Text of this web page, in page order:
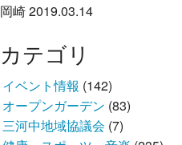
岡崎 2019.03.14
カテゴリ
イベント情報 (142)
オープンガーデン (83)
三河中地域協議会 (7)